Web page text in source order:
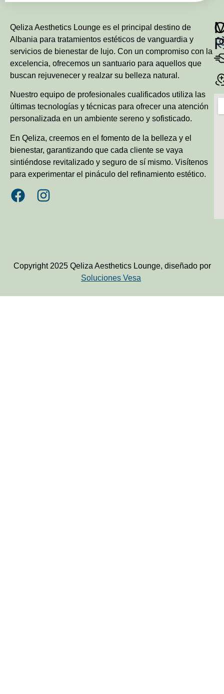
Qeliza Aesthetics Lounge es el principal destino de
Albania para tratamientos estéticos de vanguardia y
servicios de bienestar de lujo. Con un compromiso con la
excelencia, ofrecemos un santuario para aquellos que
buscan rejuvenecer y realzar su belleza natural.
Nuestro equipo de profesionales cualificados utiliza las
últimas tecnologías y técnicas para ofrecer una atención
personalizada en un ambiente sereno y sofisticado.
En Qeliza, creemos en el fomento de la belleza y el
bienestar, garantizando que cada cliente se vaya
sintiéndose revitalizado y seguro de sí mismo. Visítenos
para experimentar el pináculo del refinamiento estético.
Copyright 2025 Qeliza Aesthetics Lounge, diseñado por
Soluciones Vesa